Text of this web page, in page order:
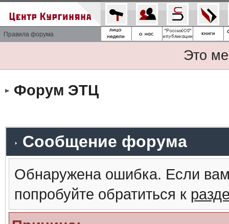
Правила форума
Это
Форум ЭТЦ
Сообщение форума
Обнаружена ошибка. Если
попробуйте обратиться к